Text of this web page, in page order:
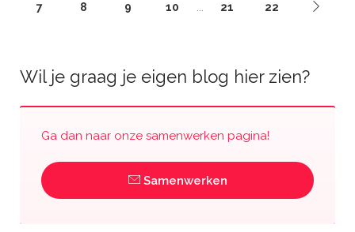
7 8 9 10 ... 21 22
Wil je graag je eigen blog hier zien?
Ga dan naar onze samenwerken pagina!
Samenwerken